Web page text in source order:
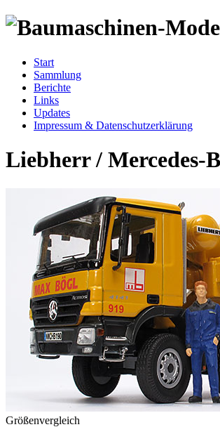
Start
Sammlung
Berichte
Links
Updates
Impressum & Datenschutzerklärung
Liebherr / Mercedes-
Größenvergleich